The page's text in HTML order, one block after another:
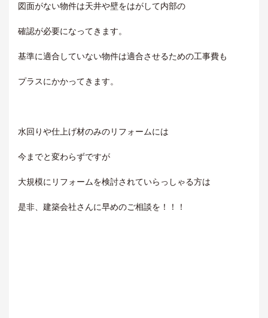
図面がない物件は天井や壁をはがして内部の
確認が必要になってきます。
基準に適合していない物件は適合させるための工事費も
プラスにかかってきます。
水回りや仕上げ材のみのリフォームには
今までと変わらずですが
大規模にリフォームを検討されていらっしゃる方は
是非、建築会社さんに早めのご相談を！！！